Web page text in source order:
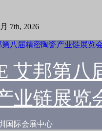
7th, 2026
艾邦第八
业链展览
国际会展中心